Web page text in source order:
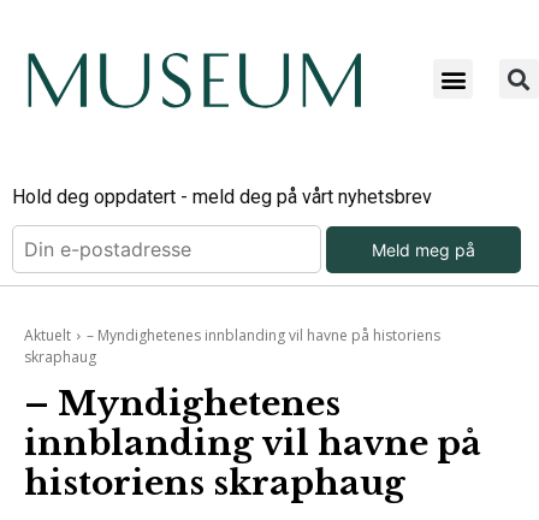
Hold deg oppdatert - meld deg på vårt nyhetsbrev
Meld meg på
Aktuelt
– Myndighetenes innblanding vil havne på historiens
skraphaug
– Myndighetenes
innblanding vil havne på
historiens skraphaug